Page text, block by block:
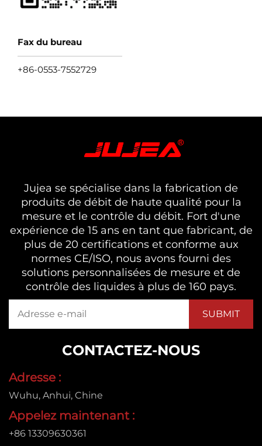
Fax du bureau
+86-0553-7552729
Jujea se spécialise dans la fabrication de
produits de débit de haute qualité pour la
mesure et le contrôle du débit. Fort d'une
expérience de 15 ans en tant que fabricant, de
plus de 20 certifications et conforme aux
normes CE/ISO, nous avons fourni des
solutions personnalisées de mesure et de
contrôle des liquides à plus de 160 pays.
CONTACTEZ-NOUS
Adresse :
Wuhu, Anhui, Chine
Appelez maintenant :
+86 13309630361